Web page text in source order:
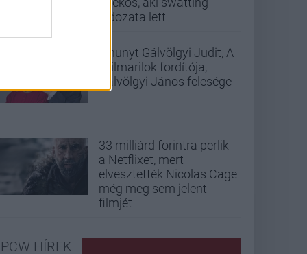
áldozata lett
Elhunyt Gálvölgyi Judit, A
szilmarilok fordítója,
Gálvölgyi János felesége
33 milliárd forintra perlik
a Netflixet, mert
elvesztették Nicolas Cage
még meg sem jelent
filmjét
PCW HÍREK